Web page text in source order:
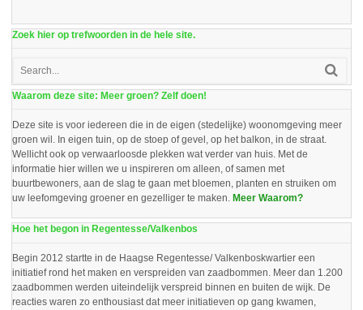
Zoek hier op trefwoorden in de hele site.
Waarom deze site: Meer groen? Zelf doen!
Deze site is voor iedereen die in de eigen (stedelijke) woonomgeving meer
groen wil. In eigen tuin, op de stoep of gevel, op het balkon, in de straat.
Wellicht ook op verwaarloosde plekken wat verder van huis. Met de
informatie hier willen we u inspireren om alleen, of samen met
buurtbewoners, aan de slag te gaan met bloemen, planten en struiken om
uw leefomgeving groener en gezelliger te maken. Meer Waarom?
Hoe het begon in Regentesse/Valkenbos
Begin 2012 startte in de Haagse Regentesse/ Valkenboskwartier een
initiatief rond het maken en verspreiden van zaadbommen. Meer dan 1.200
zaadbommen werden uiteindelijk verspreid binnen en buiten de wijk. De
reacties waren zo enthousiast dat meer initiatieven op gang kwamen,